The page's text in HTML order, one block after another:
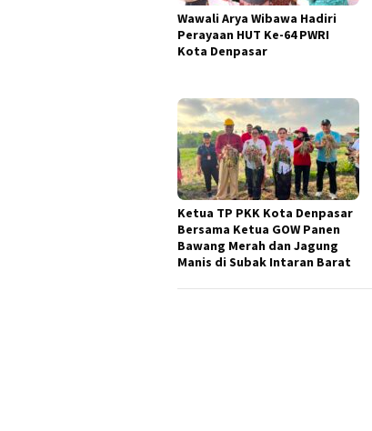
Wawali Arya Wibawa Hadiri
Perayaan HUT Ke-64 PWRI
Kota Denpasar
Ketua TP PKK Kota Denpasar
Bersama Ketua GOW Panen
Bawang Merah dan Jagung
Manis di Subak Intaran Barat